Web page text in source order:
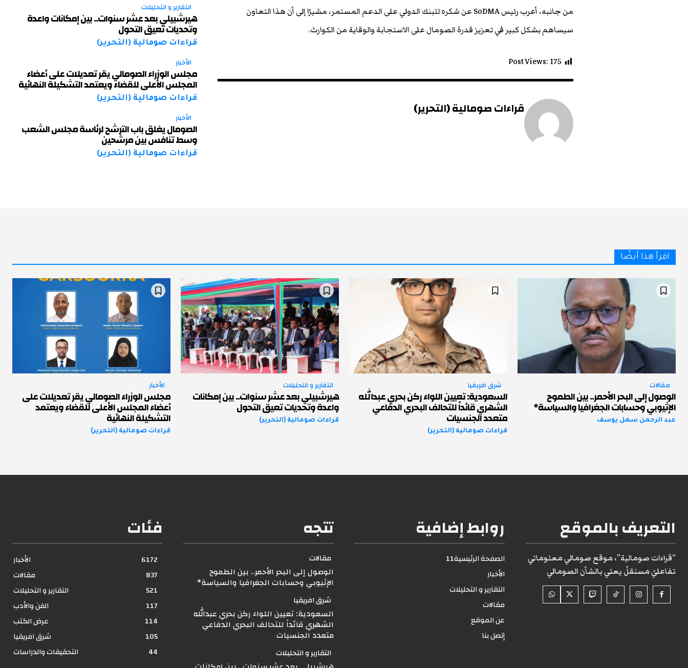
التقارير و التحليلات
هيرشبيلي بعد عشر سنوات.. بين إمكانات واعدة
وتحديات تعيق التحول
قراءات صومالية (التحرير)
الأخبار
مجلس الوزراء الصومالي يقر تعديلات على أعضاء
المجلس الأعلى للقضاء ويعتمد التشكيلة النهائية
قراءات صومالية (التحرير)
الأخبار
الصومال يغلق باب الترشح لرئاسة مجلس الشعب
وسط تنافس بين مرشحين
قراءات صومالية (التحرير)
من جانبه، أعرب رئيس SoDMA عن شكره للبنك الدولي على الدعم المستمر، مشيرًا إلى أن هذا التعاون
سيساهم بشكل كبير في تعزيز قدرة الصومال على الاستجابة والوقاية من الكوارث.
Post Views: 175
قراءات صومالية (التحرير)
اقرأ هذا أيضًا
مقالات
الوصول إلى البحر الأحمر.. بين الطموح
الإثيوبي وحسابات الجغرافيا والسياسة*
عبد الرحمن سهل يوسف
شرق افريقيا
السعودية: تعيين اللواء ركن بحري عبدالله
الشهري قائداً للتحالف البحري الدفاعي
متعدد الجنسيات
قراءات صومالية (التحرير)
التقارير و التحليلات
هيرشبيلي بعد عشر سنوات.. بين إمكانات
واعدة وتحديات تعيق التحول
قراءات صومالية (التحرير)
الأخبار
مجلس الوزراء الصومالي يقر تعديلات على
أعضاء المجلس الأعلى للقضاء ويعتمد
التشكيلة النهائية
قراءات صومالية (التحرير)
فئات
الأخبار
6172
مقالات
837
التقارير و التحليلات
521
الفن والأدب
117
عرض الكتب
114
شرق افريقيا
105
التحقيقات والدراسات
44
تتجه
مقالات
الوصول إلى البحر الأحمر.. بين الطموح
الإثيوبي وحسابات الجغرافيا والسياسة*
شرق افريقيا
السعودية: تعيين اللواء ركن بحري عبدالله
الشهري قائداً للتحالف البحري الدفاعي
متعدد الجنسيات
التقارير و التحليلات
روابط إضافية
الصفحة الرئيسية11
الأخبار
التقارير و التحليلات
مقالات
عن الموقع
إتصل بنا
التعريف بالموقع
“قراءات صومالية”، موقع صومالي معلوماتي
تفاعليّ مستقلّ يعني بالشأن الصومالي